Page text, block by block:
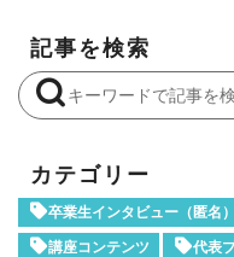
記事を検索
カテゴリー
卒業生インタビュー（匿名）
講座コンテンツ 代表